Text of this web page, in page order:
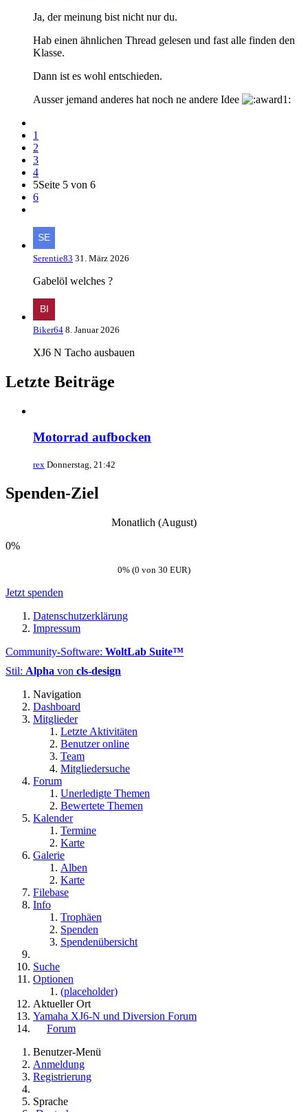
Ja, der meinung bist nicht nur du.
Hab einen ähnlichen Thread gelesen und fast alle finden den
Klasse.
Dann ist es wohl entschieden.
Ausser jemand anderes hat noch ne andere Idee
1
2
3
4
5Seite 5 von 6
6
Serentie83 31. März 2026
Gabelöl welches ?
Biker64 8. Januar 2026
XJ6 N Tacho ausbauen
Letzte Beiträge
Motorrad aufbocken
rex Donnerstag, 21:42
Spenden-Ziel
Monatlich (August)
0%
0% (0 von 30 EUR)
Jetzt spenden
Datenschutzerklärung
Impressum
Community-Software: WoltLab Suite™
Stil: Alpha von cls-design
Navigation
Dashboard
Mitglieder
Letzte Aktivitäten
Benutzer online
Team
Mitgliedersuche
Forum
Unerledigte Themen
Bewertete Themen
Kalender
Termine
Karte
Galerie
Alben
Karte
Filebase
Info
Trophäen
Spenden
Spendenübersicht
Suche
Optionen
(placeholder)
Aktueller Ort
Yamaha XJ6-N und Diversion Forum
Forum
Benutzer-Menü
Anmeldung
Registrierung
Sprache